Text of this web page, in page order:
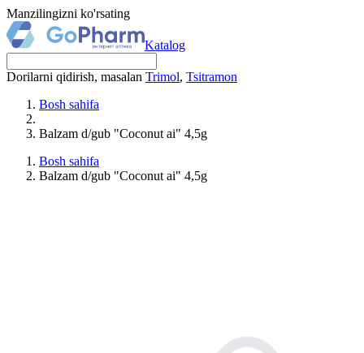
Manzilingizni ko'rsating
Katalog
Dorilarni qidirish, masalan Trimol, Tsitramon
Bosh sahifa
Balzam d/gub "Coconut ai" 4,5g
Bosh sahifa
Balzam d/gub "Coconut ai" 4,5g